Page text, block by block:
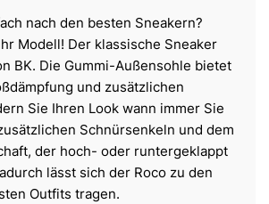
nach den besten Sneakern?
Modell! Der klassische Sneaker
BK. Die Gummi-Außensohle bietet
und zusätzlichen
Sie Ihren Look wann immer Sie
Schnürsenkeln und dem
der hoch- oder runtergeklappt
lässt sich der Roco zu den
Outfits tragen.